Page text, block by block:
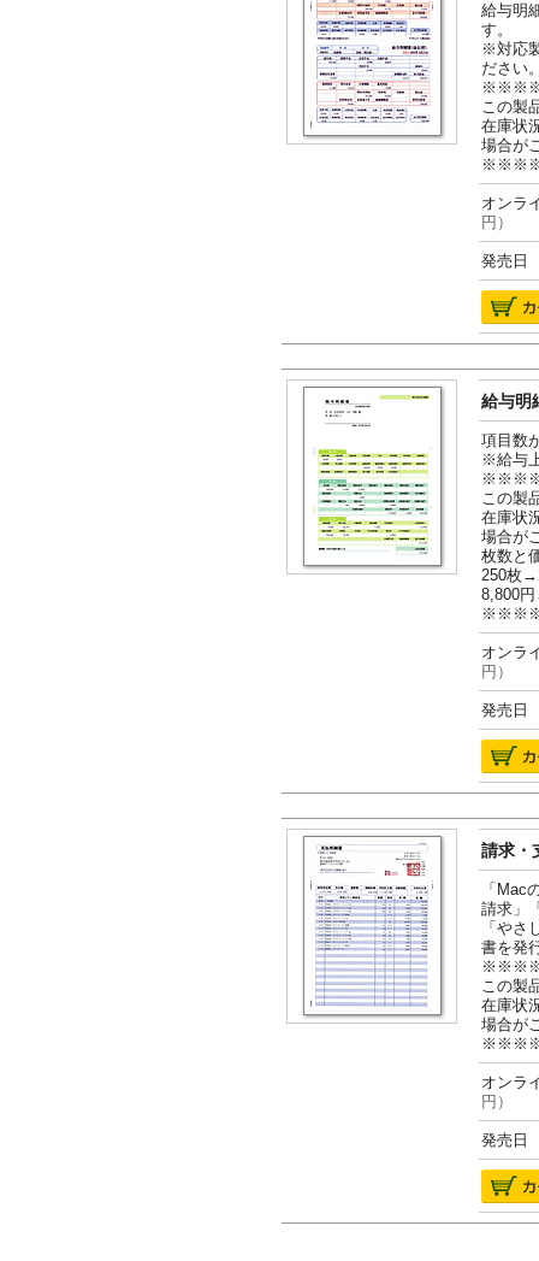
給与明
す。
※対応
ださい
この製
在庫状
場合が
オン
円）
発売日
給与明
項目数
※給与
この製
在庫状
場合が
枚数と
250枚
8,800
オン
円）
発売日
請求・
「Mac
請求」
「や
書を発
この製
在庫状
場合が
オン
円）
発売日